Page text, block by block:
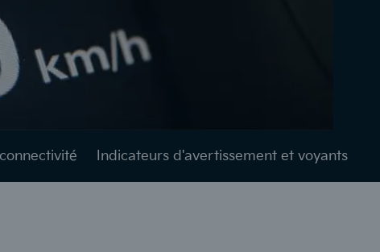
Indicateurs d'avertissement et voyants